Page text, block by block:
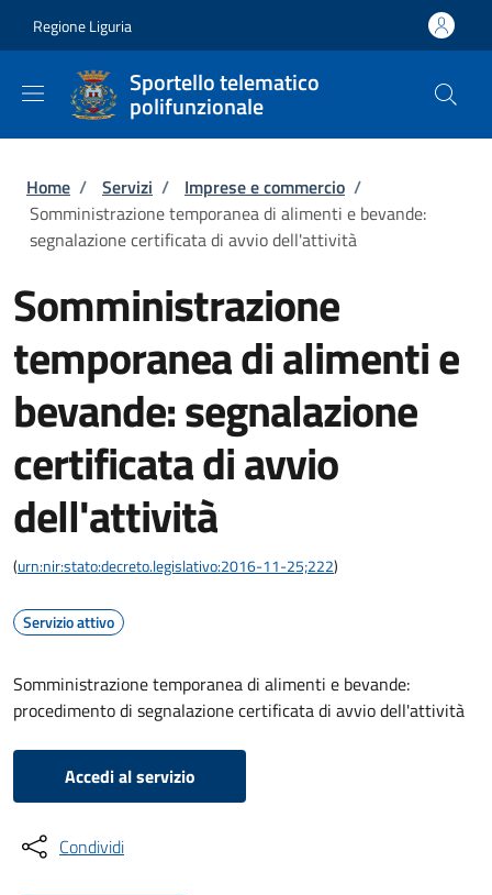
Regione Liguria
Sportello telematico
polifunzionale
Briciole di pane
Home / Servizi / Imprese e commercio /
Somministrazione temporanea di alimenti e bevande:
segnalazione certificata di avvio dell'attività
Somministrazione
temporanea di alimenti e
bevande: segnalazione
certificata di avvio
dell'attività
(urn:nir:stato:decreto.legislativo:2016-11-25;222)
Servizio attivo
Somministrazione temporanea di alimenti e bevande:
procedimento di segnalazione certificata di avvio dell'attività
Accedi al servizio
Condividi